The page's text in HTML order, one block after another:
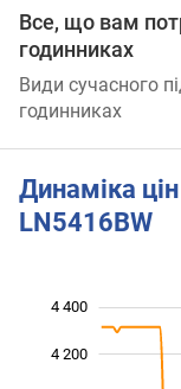
Все, що вам
годинниках
Види сучасного
годинниках
Динаміка
LN5416BW
4 200
4 400